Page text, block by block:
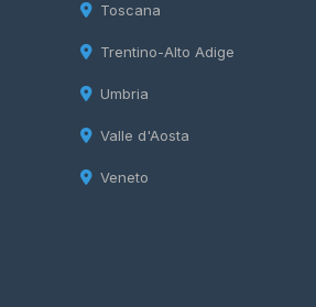
Toscana
Trentino-Alto Adige
Umbria
Valle d'Aosta
Veneto